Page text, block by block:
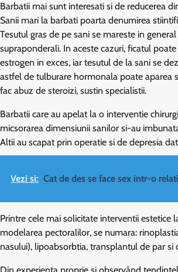
Barbatii mai sunt interesati si de reducerea
Sanii mari la barbati poarta denumirea
Tesutul gras de pe sani se mareste in
supraponderali. In aceste cazuri, ficatul
estrogen in exces, iar tesutul de la sani se
astfel de tulburare hormonala poate aparea
fac abuz de steroizi, sustin specialistii.
Barbatii care au apelat la o interventie
micsorarea dimensiunii sanilor si-au
Altii au scapat prin operatie si de depresia
Vezi si: Cat de des se face sex intr-o
Printre cele mai solicitate interventii estetice
modelarea pectoralilor, se numara:
nasului), lipoabsorbtia, transplantul de par si